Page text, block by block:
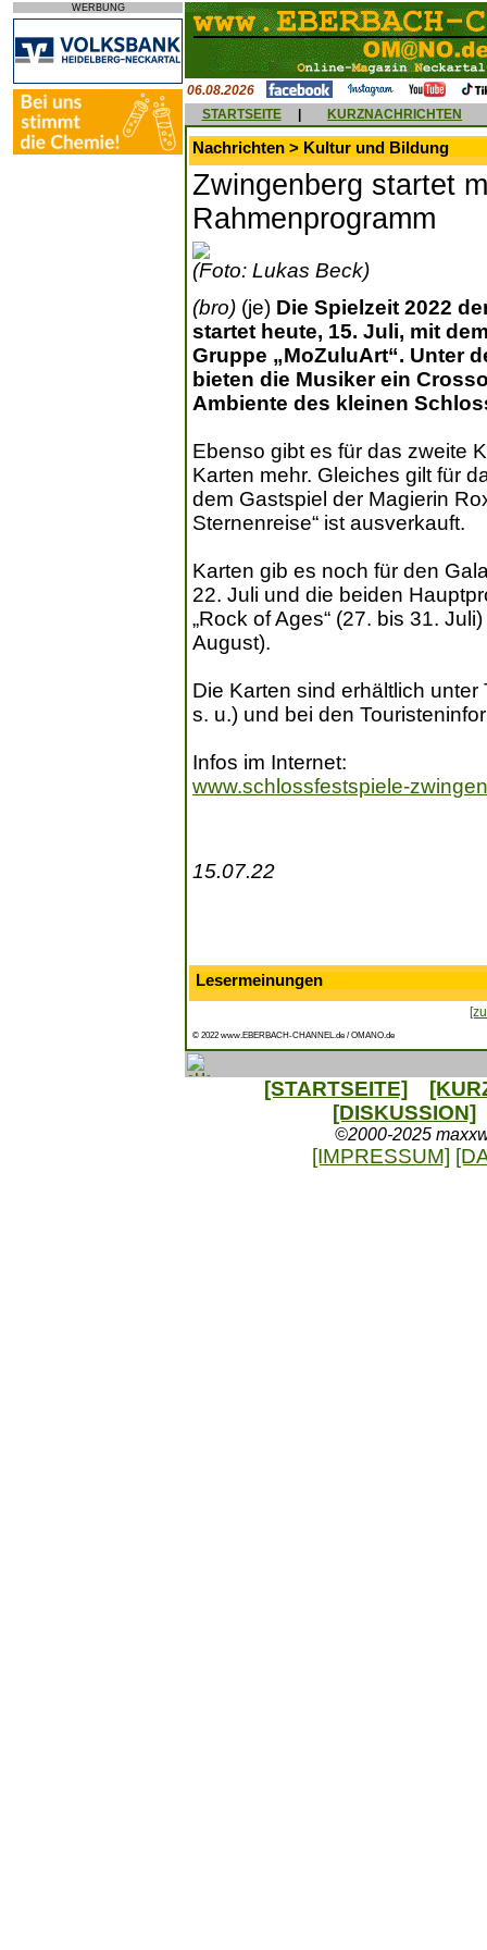
WERBUNG
06.08.2026
STARTSEITE
KURZNACHRICHTEN
Nachrichten > Kultur und Bildung
Zwingenberg startet
Rahmenprogramm
(Foto: Lukas Beck)
(bro) (je) Die Spielzeit 2022
startet heute, 15. Juli, mit
Gruppe „MoZuluArt“. Unter
bieten die Musiker ein
Ambiente des kleinen
Ebenso gibt es für das zweite
Karten mehr. Gleiches gilt für
dem Gastspiel der Magierin
Sternenreise“ ist ausverkauft.
Karten gib es noch für den
22. Juli und die beiden
„Rock of Ages“ (27. bis 31.
August).
Die Karten sind erhältlich
s. u.) und bei den
Infos im Internet:
www.schlossfestspiele-
15.07.22
Lesermeinungen
© 2022 www.EBERBACH-CHANNEL.de / OMANO.de
[STARTSEITE]
[DISKUSSION]
©2000-2025
[IMPRESSUM]